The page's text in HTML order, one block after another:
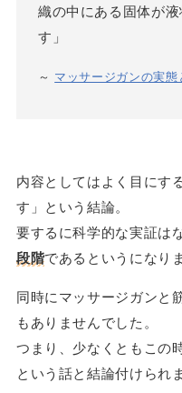
織の中にある固体が
す」
～ マッサージガンの実
内容としてはよく目にす
す」という結論。
要するに科学的な実証は
段階であるというになりま
同時にマッサージガンと
もありませんでした。
つまり、少なくともこの
という話と結論付けられま